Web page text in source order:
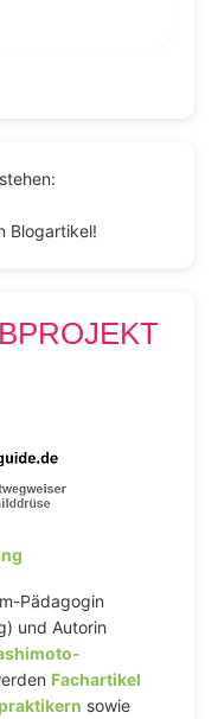
Blogartikel!
Pädagogin
und Autorin
Fachartikel
sowie